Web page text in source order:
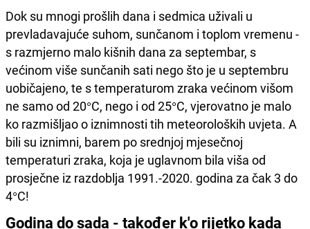
Dok su mnogi prošlih dana i sedmica uživali u
prevladavajuće suhom, sunčanom i toplom vremenu -
s razmjerno malo kišnih dana za septembar, s
većinom više sunčanih sati nego što je u septembru
uobičajeno, te s temperaturom zraka većinom višom
ne samo od 20°C, nego i od 25°C, vjerovatno je malo
ko razmišljao o iznimnosti tih meteoroloških uvjeta. A
bili su iznimni, barem po srednjoj mjesečnoj
temperaturi zraka, koja je uglavnom bila viša od
prosječne iz razdoblja 1991.-2020. godina za čak 3 do
4°C!
Godina do sada - također k'o rijetko kada